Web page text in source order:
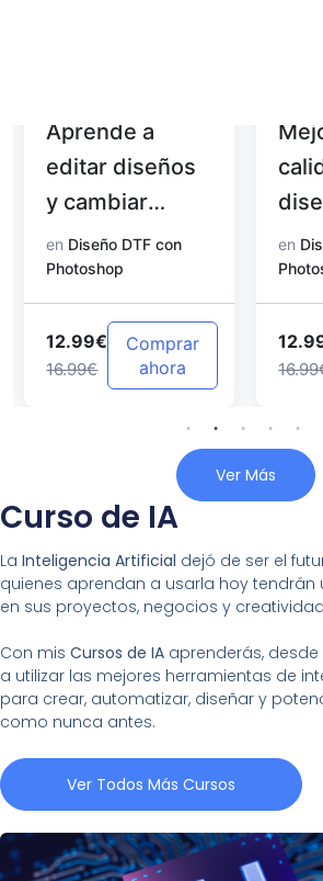
Aprende a
editar diseños
y cambiar
colores con
Photoshop
en Diseño DTF con
Photoshop
12.99€
16.99€
Comprar
ahora
en
Ver Más
Curso de IA
La Inteligencia Artificial dejó de ser el
quienes aprendan a usarla hoy tendrán
en sus proyectos, negocios y
Con mis Cursos de IA aprenderás,
a utilizar las mejores herramientas de
para crear, automatizar, diseñar y
como nunca antes.
Ver Todos Más Cursos